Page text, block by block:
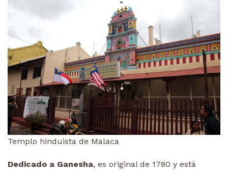
Templo hinduista de Malaca
Dedicado a Ganesha, es original de 1780 y está